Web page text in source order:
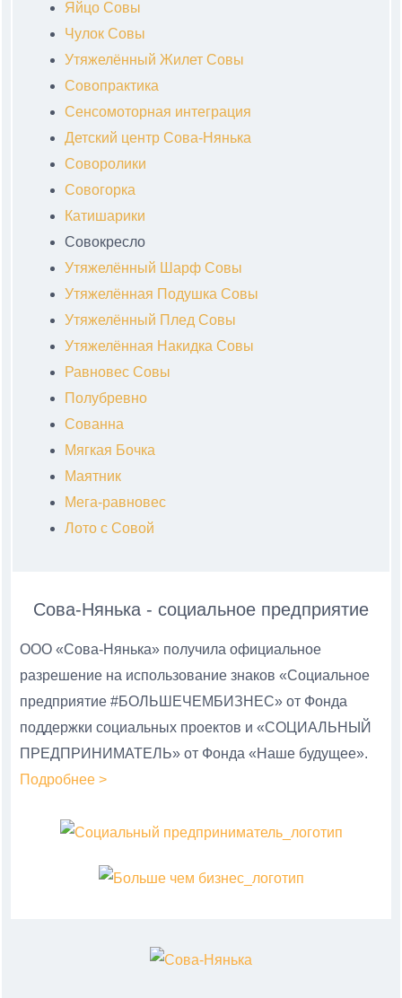
Яйцо Совы
Чулок Совы
Утяжелённый Жилет Совы
Совопрактика
Сенсомоторная интеграция
Детский центр Сова-Нянька
Соворолики
Совогорка
Катишарики
Совокресло
Утяжелённый Шарф Совы
Утяжелённая Подушка Совы
Утяжелённый Плед Совы
Утяжелённая Накидка Совы
Равновес Совы
Полубревно
Сованна
Мягкая Бочка
Маятник
Мега-равновес
Лото с Совой
Сова-Нянька - социальное предприятие
ООО «Сова-Нянька» получила официальное
разрешение на использование знаков «Социальное
предприятие #БОЛЬШЕЧЕМБИЗНЕС» от Фонда
поддержки социальных проектов и «СОЦИАЛЬНЫЙ
ПРЕДПРИНИМАТЕЛЬ» от Фонда «Наше будущее».
Подробнее >